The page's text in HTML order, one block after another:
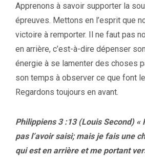
Apprenons à savoir supporter la
épreuves. Mettons en l’esprit que
victoire à remporter. Il ne faut pas
en arrière, c’est-à-dire dépenser
énergie à se lamenter des choses
son temps à observer ce que font
Regardons toujours en avant.
Philippiens 3 :13 (Louis Second) «
pas l’avoir saisi; mais je fais une
qui est en arrière et me portant